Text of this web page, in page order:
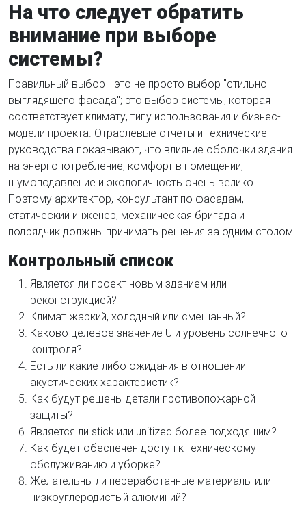
На что следует обратить
внимание при выборе
системы?
Правильный выбор - это не просто выбор "стильно
выглядящего фасада"; это выбор системы, которая
соответствует климату, типу использования и бизнес-
модели проекта. Отраслевые отчеты и технические
руководства показывают, что влияние оболочки здания
на энергопотребление, комфорт в помещении,
шумоподавление и экологичность очень велико.
Поэтому архитектор, консультант по фасадам,
статический инженер, механическая бригада и
подрядчик должны принимать решения за одним столом.
Контрольный список
Является ли проект новым зданием или
реконструкцией?
Климат жаркий, холодный или смешанный?
Каково целевое значение U и уровень солнечного
контроля?
Есть ли какие-либо ожидания в отношении
акустических характеристик?
Как будут решены детали противопожарной
защиты?
Является ли stick или unitized более подходящим?
Как будет обеспечен доступ к техническому
обслуживанию и уборке?
Желательны ли переработанные материалы или
низкоуглеродистый алюминий?